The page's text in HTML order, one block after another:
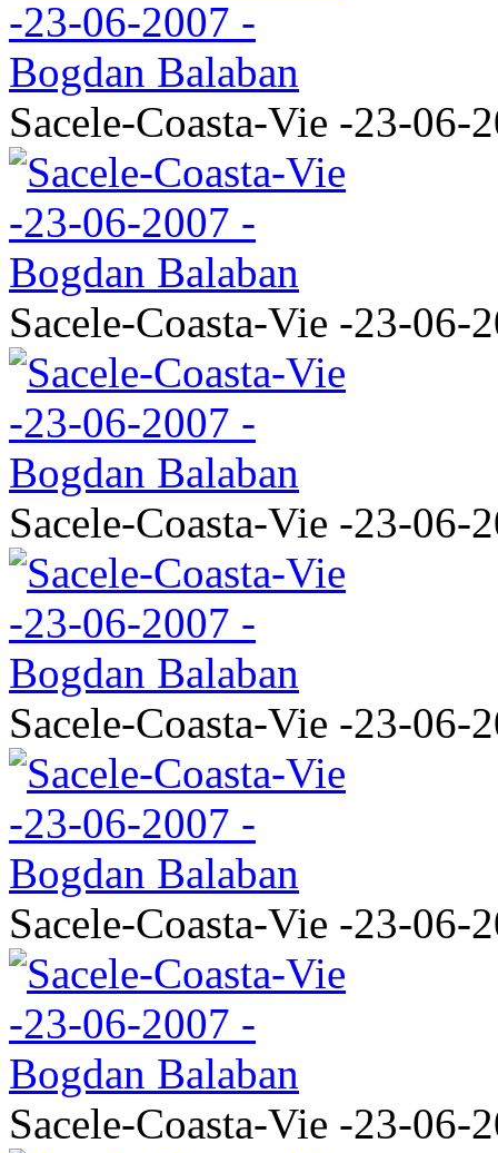
Sacele-Coasta-Vie -23-06-
Sacele-Coasta-Vie -23-06-
Sacele-Coasta-Vie -23-06-
Sacele-Coasta-Vie -23-06-
Sacele-Coasta-Vie -23-06-
Sacele-Coasta-Vie -23-06-